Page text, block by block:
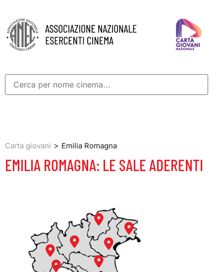
Carta giovani > Emilia Romagna
EMILIA ROMAGNA: LE SALE ADERENTI